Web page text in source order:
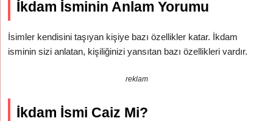
İkdam İsminin Anlam Yorumu
İsimler kendisini taşıyan kişiye bazı özellikler katar. İkdam
isminin sizi anlatan, kişiliğinizi yansıtan bazı özellikleri vardır.
reklam
İkdam İsmi Caiz Mi?